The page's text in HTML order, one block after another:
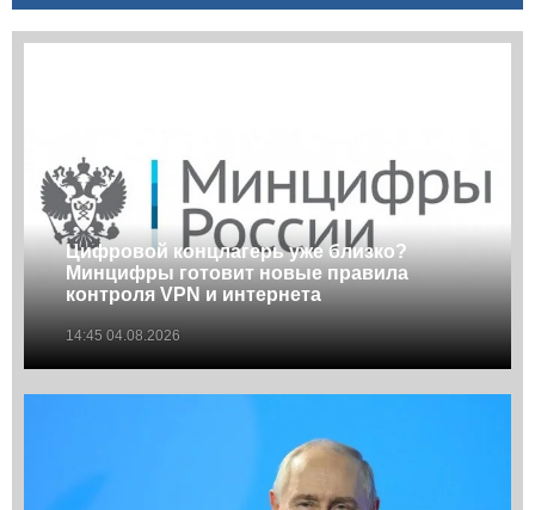
Цифровой концлагерь уже близко?
Минцифры готовит новые правила
контроля VPN и интернета
14:45 04.08.2026